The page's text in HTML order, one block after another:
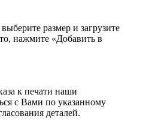
размер и загрузите
нажмите «Добавить в
к печати наши
с Вами по указанному
деталей.